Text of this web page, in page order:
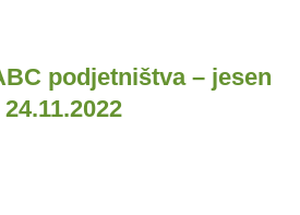
podjetništva – jesen